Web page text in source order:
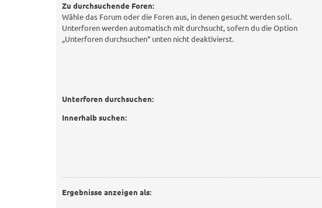
Zu durchsuchende Foren:
Wähle das Forum oder die Foren aus, in denen gesucht werden soll.
Unterforen werden automatisch mit durchsucht, sofern du die Option
„Unterforen durchsuchen“ unten nicht deaktivierst.
Unterforen durchsuchen:
Innerhalb suchen:
Ergebnisse anzeigen als: